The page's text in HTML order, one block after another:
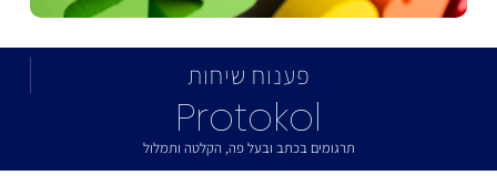
פענוח שיחות
Protokol
תרגומים בכתב ובעל פה, הקלטה ותמלול